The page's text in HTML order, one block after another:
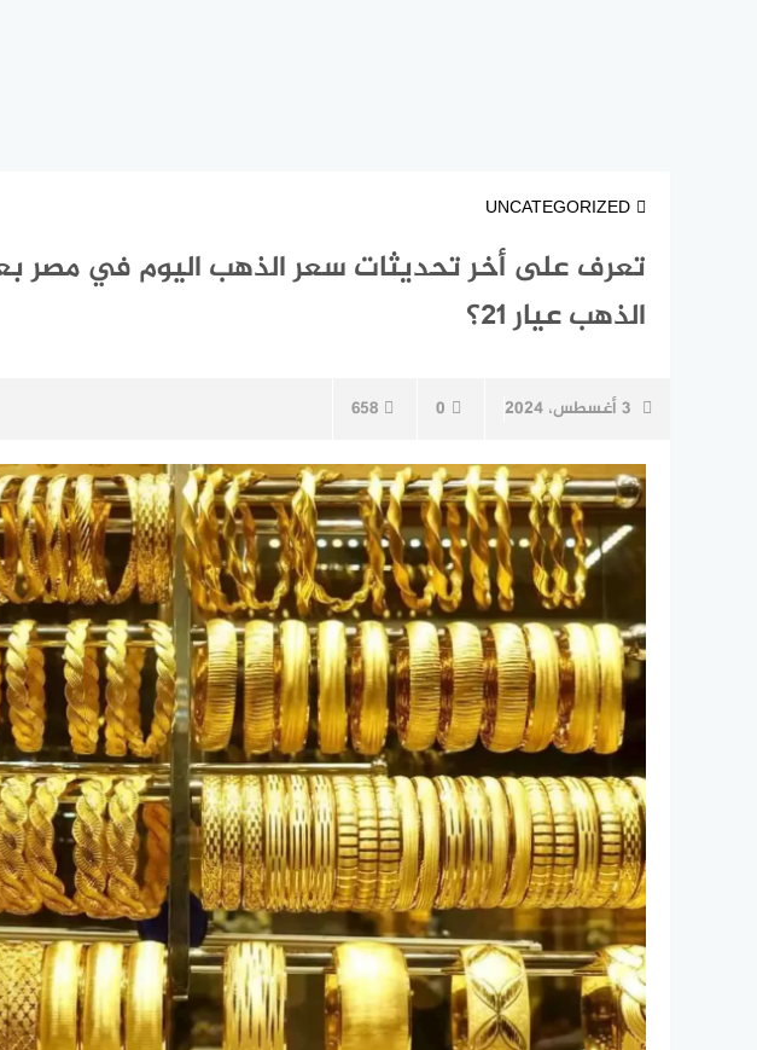
UNCATEGORIZED
تعرف على أخر تحديثات سعر الذهب اليوم في مصر
الذهب عيار ٢١؟
3 أغسطس، 2024 0
658